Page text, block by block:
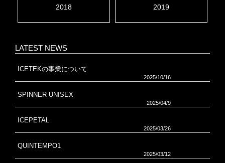
2018 2019
LATEST NEWS
ICETEKの事業について
2025/10/16
SPINNER UNISEX
2025/04/9
ICEPETAL
2025/03/26
QUINTEMPO1
2025/03/12